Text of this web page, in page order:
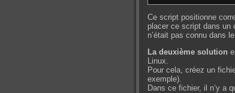
Ce script positionne
placer ce script dans un
n’était pas connu dans le
La deuxième solution
Linux.
Pour cela, créez un
exemple).
Dans ce fichier, il n’y a